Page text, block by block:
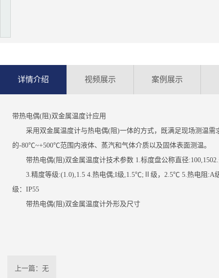
详情介绍 视频展示 案例展示
带热电偶(阻)双金属温度计应用
采用双金属温度计与热电偶(阻)一体的方式，既满足现场测温需
的-80℃~+500℃范围内液体、蒸汽和气体介质以及固体表面测温。
带热电偶(阻)双金属温度计技术参数 1.标度盘公称直径:100,1502.
3.精度等级:(1.0),1.5 4.热电偶;I级,1.5℃;Ⅱ级，2.5℃ 5.热电阻:A
级：IP55
带热电偶(阻)双金属温度计外形及尺寸
上一篇：无